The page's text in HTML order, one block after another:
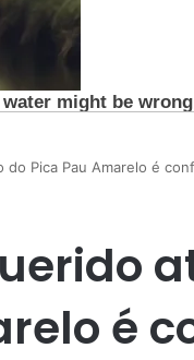
Pica Pau Amarelo é
é